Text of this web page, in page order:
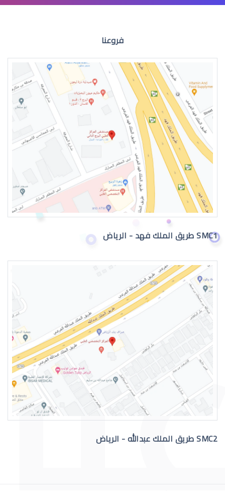
طبيب عيون اطفال في الرياض
دكتور عيون
دكتور عيون واتس اب
رقم دكتور عيون للاستشاره
فروعنا
SMC1 طريق الملك فهد - الرياض
SMC2 طريق الملك عبدالله - الرياض